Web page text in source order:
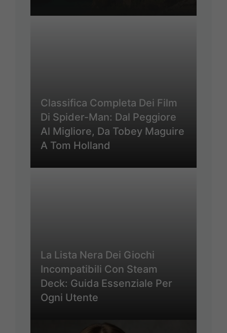
Classifica Completa Dei Film
Di Spider-Man: Dal Peggiore
Al Migliore, Da Tobey Maguire
A Tom Holland
La Lista Nera Dei Giochi
Incompatibili Con Steam
Deck: Guida Essenziale Per
Ogni Utente